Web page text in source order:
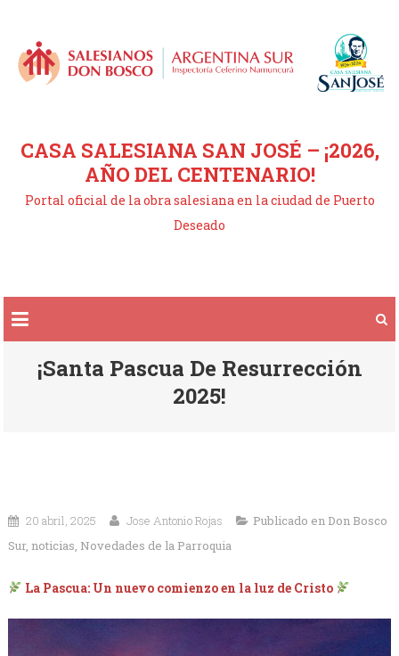
contenido
CASA SALESIANA SAN JOSÉ – ¡2026,
AÑO DEL CENTENARIO!
Portal oficial de la obra salesiana en la ciudad de Puerto
Deseado
¡Santa Pascua De Resurrección
2025!
20 abril, 2025 Jose Antonio Rojas Publicado en Don Bosco
Sur, noticias, Novedades de la Parroquia
La Pascua: Un nuevo comienzo en la luz de Cristo